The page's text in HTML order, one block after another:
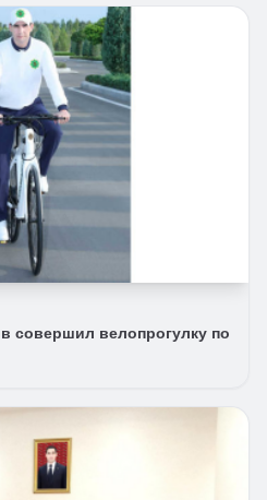
совершил велопрогулку по